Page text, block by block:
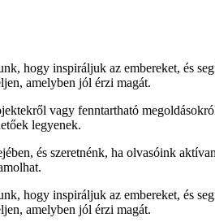
hogy inspiráljuk az embereket, és
amelyben jól érzi magát.
vagy fenntartható
legyenek.
és szeretnénk, ha olvasóink
hogy inspiráljuk az embereket, és
amelyben jól érzi magát.